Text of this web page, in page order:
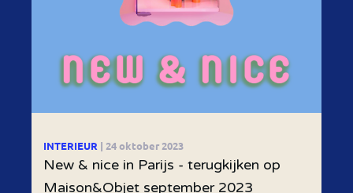
INTERIEUR | 24 oktober 2023
New & nice in Parijs - terugkijken op
Maison&Objet september 2023